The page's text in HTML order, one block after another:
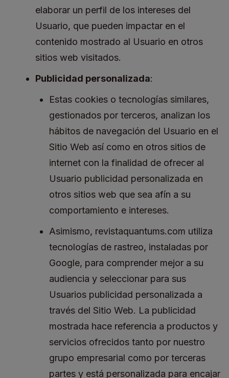
elaborar un perfil de los intereses del
Usuario, que pueden impactar en el
contenido mostrado al Usuario en otros
sitios web visitados.
Publicidad personalizada:
Estas cookies o tecnologías similares,
gestionados por terceros, analizan los
hábitos de navegación del Usuario en el
Sitio Web así como en otros sitios de
internet con la finalidad de ofrecer al
Usuario publicidad personalizada en
otros sitios web que sea afín a su
comportamiento e intereses.
Asimismo, revistaquantums.com utiliza
tecnologías de rastreo, instaladas por
Google, para comprender mejor a su
audiencia y seleccionar para sus
Usuarios publicidad personalizada a
través del Sitio Web. La publicidad
mostrada hace referencia a productos y
servicios ofrecidos tanto por nuestro
grupo empresarial como por terceras
partes y está personalizada para encajar